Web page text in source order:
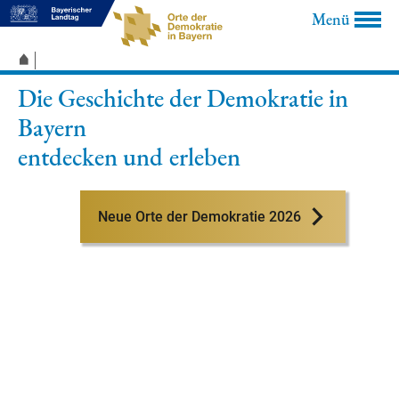
Menü
Die Geschichte der Demokratie in
Bayern
entdecken und erleben
Neue Orte der Demokratie 2026